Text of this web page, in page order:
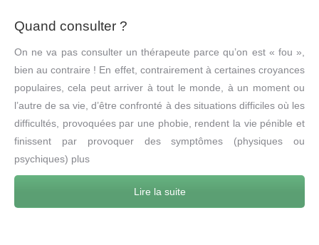
Quand consulter ?
On ne va pas consulter un thérapeute parce qu’on est « fou »,
bien au contraire ! En effet, contrairement à certaines croyances
populaires, cela peut arriver à tout le monde, à un moment ou
l’autre de sa vie, d’être confronté à des situations difficiles où les
difficultés, provoquées par une phobie, rendent la vie pénible et
finissent par provoquer des symptômes (physiques ou
psychiques) plus
Lire la suite